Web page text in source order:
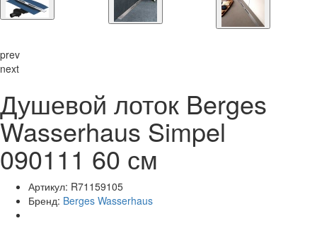
prev
next
Душевой лоток Berges
Wasserhaus Simpel
090111 60 см
Артикул: R71159105
Бренд: Berges Wasserhaus